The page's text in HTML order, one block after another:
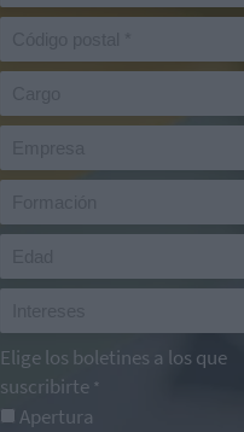
Elige los boletines a los que
suscribirte *
Apertura